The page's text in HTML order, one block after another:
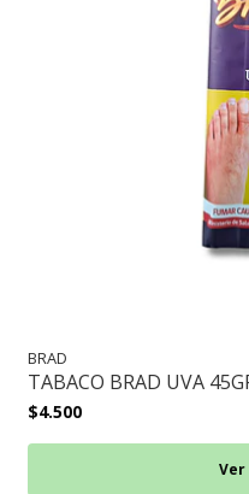
BRAD
TABACO BRAD UVA
$4.500
Ver